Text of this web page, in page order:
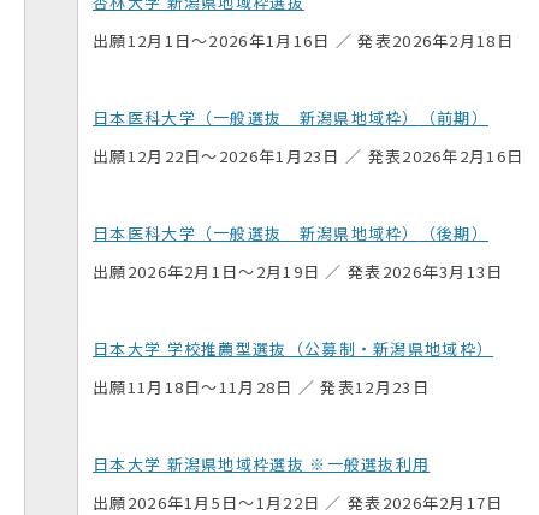
出願12月1日～2026年1月16日 ／ 発表2026年2月18日
日本医科大学（一般選抜 新潟県地域枠）
（前期）
出願12月22日～2026年1月23日 ／ 発表2026年2月16日
日本医科大学（一般選抜 新潟県地域枠）
（後期）
出願2026年2月1日～2月19日 ／ 発表2026年3月13日
日本大学 学校推薦型選抜（公募制・新潟県地域枠）
出願11月18日～11月28日 ／ 発表12月23日
日本大学 新潟県地域枠選抜 ※一般選抜利用
出願2026年1月5日～1月22日 ／ 発表2026年2月17日